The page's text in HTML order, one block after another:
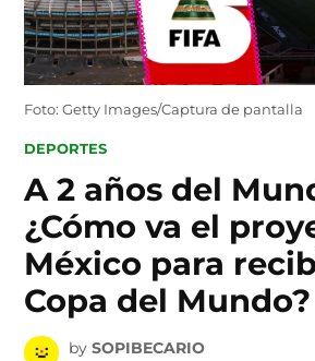
Foto: Getty Images/Captura de pantalla
POSTED
DEPORTES
A 2 años del
¿Cómo va el
México para
Copa del Mundo?
by SOPIBECARIO